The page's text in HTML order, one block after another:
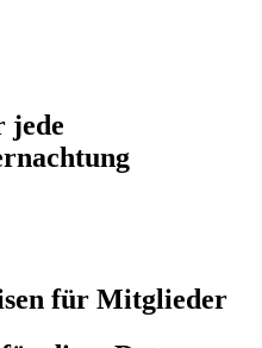
jede
für Mitglieder